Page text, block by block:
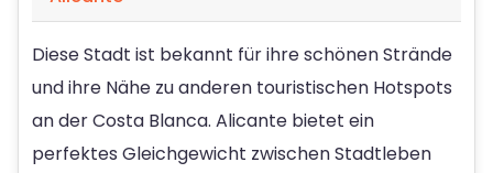
Diese Stadt ist bekannt für ihre schönen Strände
und ihre Nähe zu anderen touristischen Hotspots
an der Costa Blanca. Alicante bietet ein
perfektes Gleichgewicht zwischen Stadtleben